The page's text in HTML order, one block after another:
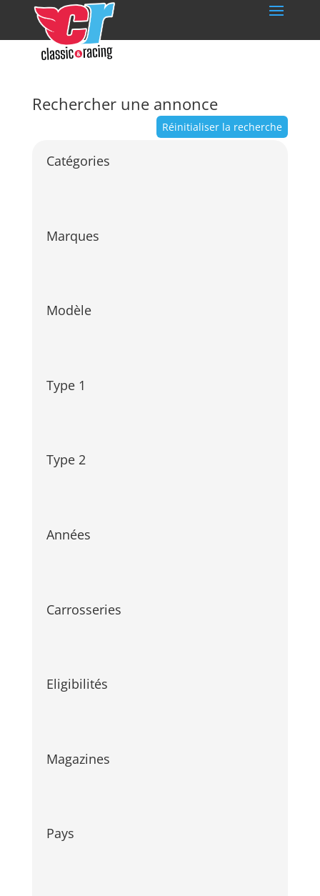
Rechercher une annonce
Réinitialiser la recherche
Catégories
Marques
Modèle
Type 1
Type 2
Années
Carrosseries
Eligibilités
Magazines
Pays